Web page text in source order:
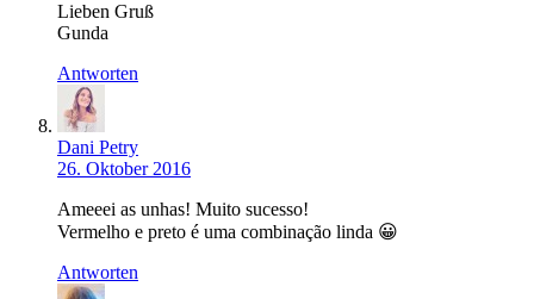
Lieben Gruß
Gunda
Antworten
Dani Petry
26. Oktober 2016
Ameeei as unhas! Muito sucesso!
Vermelho e preto é uma combinação linda 😀
Antworten